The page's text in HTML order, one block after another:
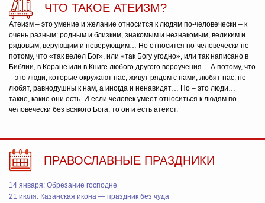
ЧТО ТАКОЕ АТЕИЗМ?
Атеизм – это умение и желание относится к людям по-человечески – к
очень разным: родным и близким, знакомым и незнакомым, великим и
рядовым, верующим и неверующим… Но относится по-человечески не
потому, что «так велел Бог», или «так Богу угодно», или так написано в
Библии, в Коране или в Книге любого другого вероучения… А потому, что
– это люди, которые окружают нас, живут рядом с нами, любят нас, не
любят, равнодушны к нам, а иногда и ненавидят… Но – это люди…
такие, какие они есть. И если человек умеет относиться к людям по-
человечески без всякого Бога, то он и есть атеист.
ПРАВОСЛАВНЫЕ ПРАЗДНИКИ
14 января: Обрезание господне
21 июля: Казанская икона — праздник без чуда